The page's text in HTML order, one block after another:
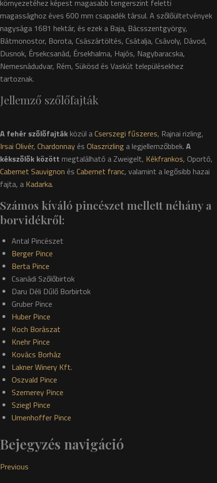
környezetéhez képest magasabb tengerszint feletti
magassághoz éves 600 mm csapadék társul. A szőlőültetvények
nagysága 1681 hektár, és ezek a Baja, Bácsszentgyörgy,
Bátmonostor, Borota, Császártöltés, Csátalja, Csávoly, Dávod,
Dusnok, Érsekcsanád, Érsekhalma, Hajós, Nagybaracska,
Nemesnádudvar, Rém, Sükösd és Vaskút településekhez
tartoznak.
Jellemző szőlőfajták
A fehér szőlőfajtákközül aCserszegi fűszeres, Rajnai rizling,
Irsai Olivér, Chardonnayés Olaszrizling a legjellemzőbbek. A
kékszőlők között megtalálható a Zweigelt, Kékfrankos, Oportó,
Cabernet Sauvignon és Cabernet franc, valamint a legősibb hazai
fajta, a Kadarka.
Számos kíváló pincészet mellett néhány a
borvidékről:
Antal Pincészet
Berger Pince
Berta Pince
Csanádi Szőlőbirtok
Daru Déli Dűlő Borbirtok
Gruber Pince
Huber Pince
Koch Borászat
Knehr Pince
Kovács Borház
Lakner Winery Kft.
Oszvald Pince
Szemerey Pince
Sziegl Pince
Umenhoffer Pince
Bejegyzés navigáció
Previous